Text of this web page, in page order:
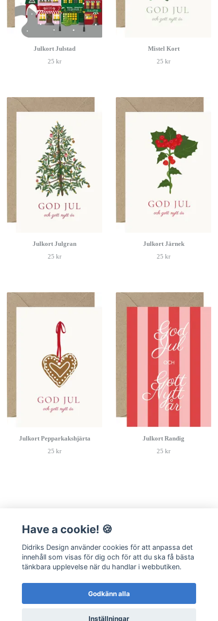
Julkort Julstad
25 kr
Mistel Kort
25 kr
Julkort Julgran
25 kr
Julkort Järnek
25 kr
Julkort Pepparkakshjärta
25 kr
Julkort Randig
25 kr
Läs mer
Kontakt
Frågor & Svar
Hållbarhet
Köpvillkor
Have a cookie! 🍪
Didriks Design använder cookies för att anpassa det
innehåll som visas för dig och för att du ska få bästa
tänkbara upplevelse när du handlar i webbutiken.
Godkänn alla
Inställningar